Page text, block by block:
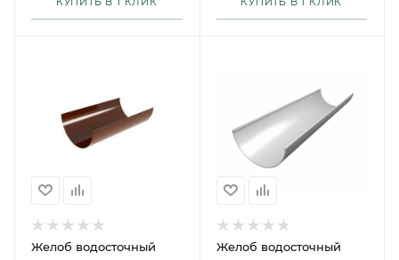
Желоб водосточный
Желоб водосточный